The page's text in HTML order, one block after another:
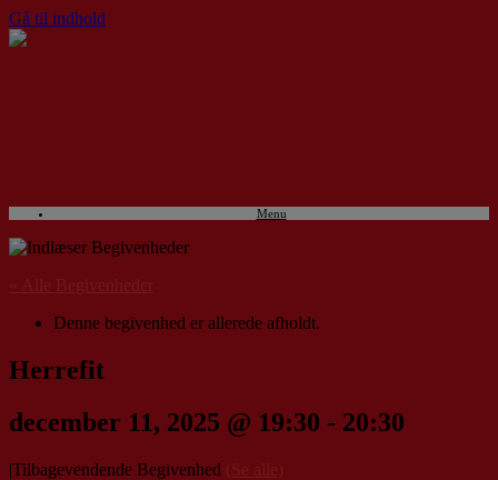
Gå til indhold
Menu
Denne begivenhed er allerede afholdt.
Herrefit
december 11, 2025 @ 19:30 - 20:30
|Tilbagevendende Begivenhed